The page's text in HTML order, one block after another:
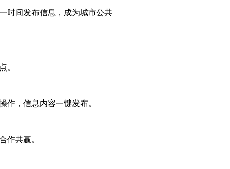
时间发布信息，成为城市公共
。
作，信息内容一键发布。
作共赢。